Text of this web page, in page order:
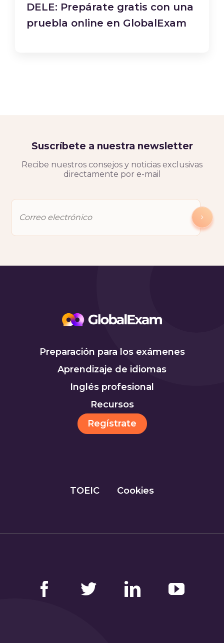
DELE: Prepárate gratis con una
pruebla online en GlobalExam
Suscríbete a nuestra newsletter
Recibe nuestros consejos y noticias exclusivas
directamente por e-mail
Preparación para los exámenes
Aprendizaje de idiomas
Inglés profesional
Recursos
Regístrate
TOEIC Cookies